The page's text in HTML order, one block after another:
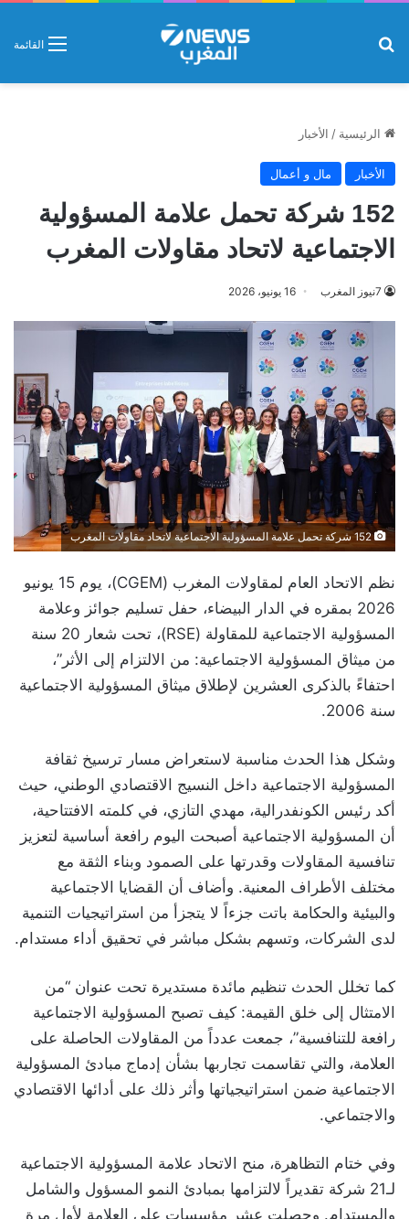
القائمة
الرئيسية / الأخبار
الأخبار مال و أعمال
152 شركة تحمل علامة المسؤولية
الاجتماعية لاتحاد مقاولات المغرب
7نيوز المغرب 16 يونيو، 2026
152 شركة تحمل علامة المسؤولية الاجتماعية لاتحاد مقاولات المغرب
نظم الاتحاد العام لمقاولات المغرب (CGEM)، يوم 15 يونيو
2026 بمقره في الدار البيضاء، حفل تسليم جوائز وعلامة
المسؤولية الاجتماعية للمقاولة (RSE)، تحت شعار 20 سنة
من ميثاق المسؤولية الاجتماعية: من الالتزام إلى الأثر”،
احتفاءً بالذكرى العشرين لإطلاق ميثاق المسؤولية الاجتماعية
سنة 2006.
وشكل هذا الحدث مناسبة لاستعراض مسار ترسيخ ثقافة
المسؤولية الاجتماعية داخل النسيج الاقتصادي الوطني، حيث
أكد رئيس الكونفدرالية، مهدي التازي، في كلمته الافتتاحية،
أن المسؤولية الاجتماعية أصبحت اليوم رافعة أساسية لتعزيز
تنافسية المقاولات وقدرتها على الصمود وبناء الثقة مع
مختلف الأطراف المعنية. وأضاف أن القضايا الاجتماعية
والبيئية والحكامة باتت جزءاً لا يتجزأ من استراتيجيات التنمية
لدى الشركات، وتسهم بشكل مباشر في تحقيق أداء مستدام.
كما تخلل الحدث تنظيم مائدة مستديرة تحت عنوان “من
الامتثال إلى خلق القيمة: كيف تصبح المسؤولية الاجتماعية
رافعة للتنافسية”، جمعت عدداً من المقاولات الحاصلة على
العلامة، والتي تقاسمت تجاربها بشأن إدماج مبادئ المسؤولية
الاجتماعية ضمن استراتيجياتها وأثر ذلك على أدائها الاقتصادي
والاجتماعي.
وفي ختام التظاهرة، منح الاتحاد علامة المسؤولية الاجتماعية
لـ21 شركة تقديراً لالتزامها بمبادئ النمو المسؤول والشامل
والمستدام. وحصلت عشر مؤسسات على العلامة لأول مرة